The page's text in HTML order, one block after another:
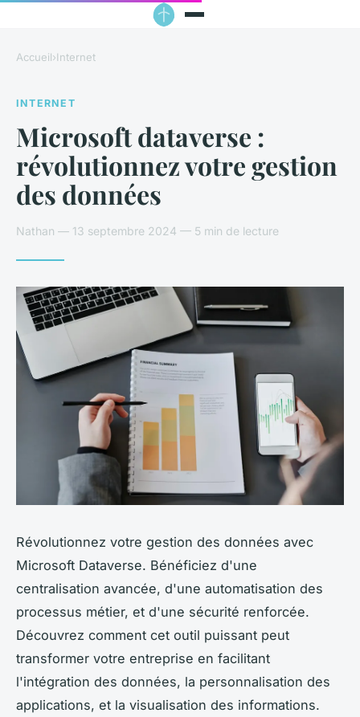
Accueil›Internet
INTERNET
Microsoft dataverse :
révolutionnez votre gestion
des données
Nathan — 13 septembre 2024 — 5 min de lecture
Révolutionnez votre gestion des données avec
Microsoft Dataverse. Bénéficiez d'une
centralisation avancée, d'une automatisation des
processus métier, et d'une sécurité renforcée.
Découvrez comment cet outil puissant peut
transformer votre entreprise en facilitant
l'intégration des données, la personnalisation des
applications, et la visualisation des informations.